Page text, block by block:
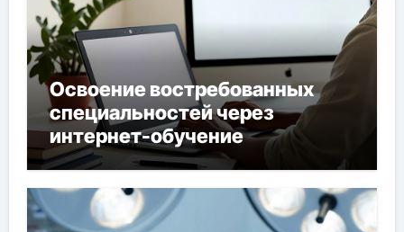
Освоение востребованных
специальностей через
интернет-обучение